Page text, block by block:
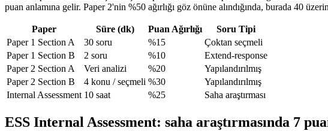
puan anlamına gelir. Paper 2'nin %50 ağırlığı göz önüne alındığında, burada 40
Paper Süre (dk) Puan Ağırlığı
Soru Tipi
Paper 1 Section A
30 soru %15
Çoktan seçmeli
Paper 1 Section B
2 soru %10
Extend-response
Paper 2 Section A
Veri analizi %20
Yapılandırılmış
Paper 2 Section B
4 konu / seçmeli %30
Yapılandırılmış
Internal Assessment 10 saat %25 Saha araştırması
ESS Internal Assessment: saha araştırmasında 7